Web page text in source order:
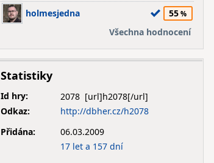
holmesjedna
55
Všechna hodnocení
Statistiky
Id hry:
2078
Odkaz:
http://dbher.cz/h2078
Přidána:
06.03.2009
17 let a 157 dní